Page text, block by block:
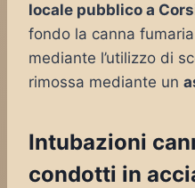
locale pubblico a
fondo la canna
mediante l’utilizzo di
rimossa mediante un
Intubazioni
condotti in